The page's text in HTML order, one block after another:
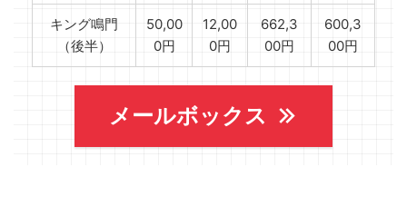
キング鳴門
（後半）
50,00
0円
12,00
0円
662,3
00円
600,3
00円
メールボックス